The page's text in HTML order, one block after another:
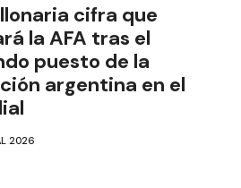
cifra que
la AFA tras el
puesto de la
argentina en el
2026